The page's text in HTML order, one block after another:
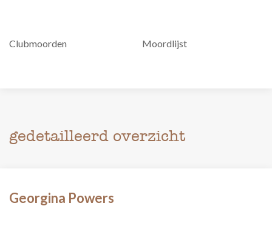
Clubmoorden Moordlijst
gedetailleerd overzicht
Georgina Powers